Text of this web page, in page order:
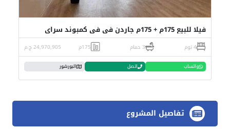
فيلا للبيع 175م + 175م جاردن في في كمبوند سراي
4 نوم 3 حمام 175م 24,970,905 ج.م
واتساب اتصل البورشور
تفاصيل المشروع